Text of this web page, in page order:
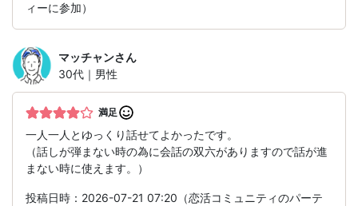
ィーに参加）
マッチャンさん
30代｜男性
満足
一人一人とゆっくり話せてよかったです。
（話しが弾まない時の為に会話の双六がありますので話が進
まない時に使えます。）
投稿日時：2026-07-21 07:20（恋活コミュニティのパーテ